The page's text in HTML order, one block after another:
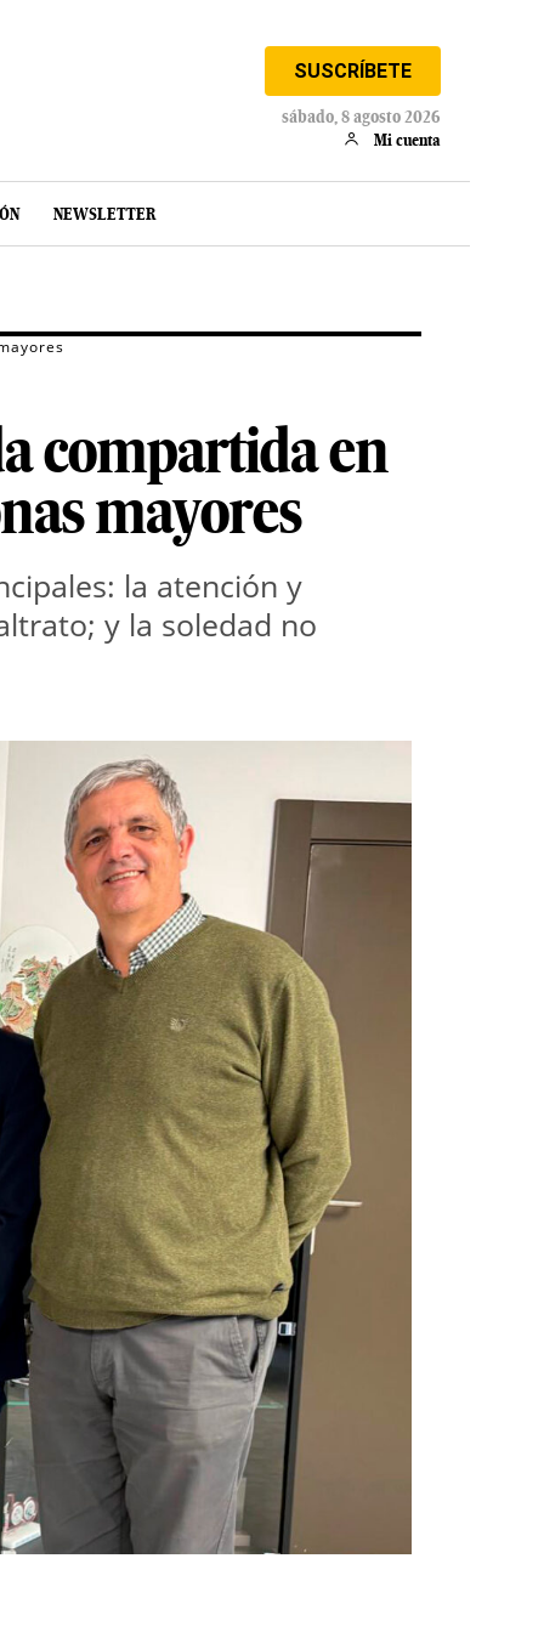
SUSCRÍBETE
sábado, 8 agosto 2026
Mi cuenta
NEWSLETTER
compartida en
mayores
la atención y
y la soledad no